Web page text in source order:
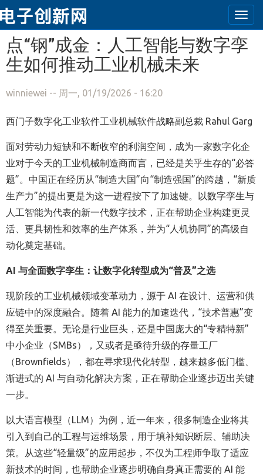
跳转到主要内容
点“钢”成金：人工智能与数字孪
生如何推动工业机械未来
winniewei -- 周一, 01/19/2026 - 16:20
西门子数字化工业软件工业机械软件战略副总裁 Rahul Garg
面对劳动力短缺和不断收窄的利润空间，成为一家数字化企
业对于今天的工业机械制造商而言，已经是关乎生存的“必答
题”。中国正在经历从“制造大国”向“制造强国”的跨越，“新质
生产力”的提出更是为这一进程按下了加速键。以数字孪生与
人工智能为代表的新一代数字技术，正在帮助企业构建更灵
活、更具韧性和效率的生产体系，并为“人机协同”的高级自
动化奠定基础。
AI 与全面数字孪生：让数字化转型成为“普及”之选
现阶段的工业机械领域变革动力，源于 AI 在设计、运营和供
应链中的深度融合。随着 AI 能力的加速迭代，“技术普惠”变
得至关重要。无论是行业巨头，还是中国庞大的“专精特新”
中小企业（SMBs），又或者是亟待升级的存量工厂
（Brownfields），都在寻求现代化转型，越来越多低门槛、
渐进式的 AI 与自动化解决方案，正在帮助企业逐步迈出关键
一步。
以大语言模型（LLM）为例，近一年来，很多制造企业将其
引入到自己的工程与运维场景，用于填补知识断层、辅助决
策。从这些“轻量级”的应用起步，不仅为工程师争取了适应
新技术的时间，也帮助企业逐步明确自身真正需要的 AI 能